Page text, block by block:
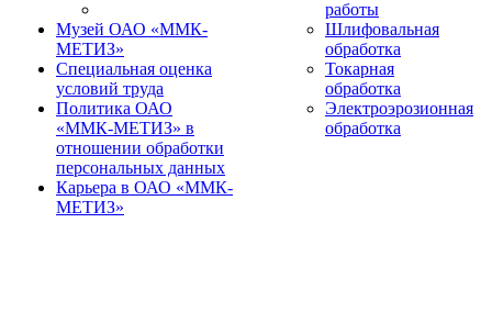
Музей ОАО «ММК-
МЕТИЗ»
Специальная оценка
условий труда
Политика ОАО
«ММК-МЕТИЗ» в
отношении обработки
персональных данных
Карьера в ОАО «ММК-
МЕТИЗ»
работы
Шлифовальная
обработка
Токарная
обработка
Электроэрозионная
обработка